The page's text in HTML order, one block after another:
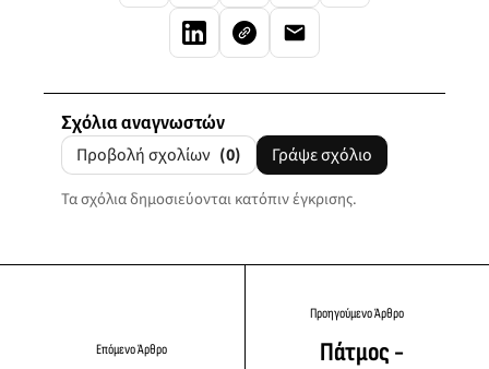
Σχόλια αναγνωστών
Προβολή σχολίων (0) Γράψε σχόλιο
Τα σχόλια δημοσιεύονται κατόπιν έγκρισης.
Επόμενο Άρθρο
Προηγούμενο Άρθρο
Πάτμος -